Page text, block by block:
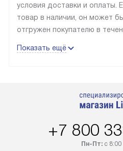
условия доставки и оплаты.
товар в наличии, он может
отгружен покупателю в
лейблом доставляется
Показать ещё
+7 800
Пн-Пт:с 8:00